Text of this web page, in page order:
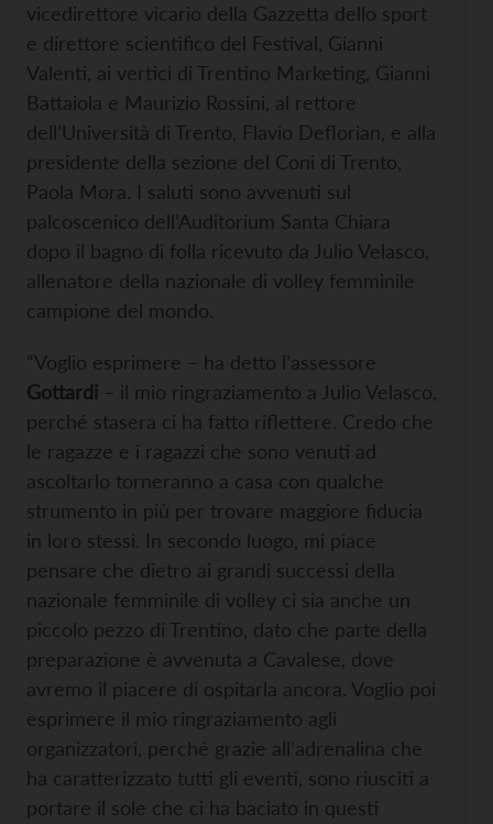
vicedirettore vicario della Gazzetta dello sport
e direttore scientifico del Festival, Gianni
Valenti, ai vertici di Trentino Marketing, Gianni
Battaiola e Maurizio Rossini, al rettore
dell’Università di Trento, Flavio Deflorian, e alla
presidente della sezione del Coni di Trento,
Paola Mora. I saluti sono avvenuti sul
palcoscenico dell’Auditorium Santa Chiara
dopo il bagno di folla ricevuto da Julio Velasco,
allenatore della nazionale di volley femminile
campione del mondo.
“Voglio esprimere – ha detto l’assessore
Gottardi – il mio ringraziamento a Julio Velasco,
perché stasera ci ha fatto riflettere. Credo che
le ragazze e i ragazzi che sono venuti ad
ascoltarlo torneranno a casa con qualche
strumento in più per trovare maggiore fiducia
in loro stessi. In secondo luogo, mi piace
pensare che dietro ai grandi successi della
nazionale femminile di volley ci sia anche un
piccolo pezzo di Trentino, dato che parte della
preparazione è avvenuta a Cavalese, dove
avremo il piacere di ospitarla ancora. Voglio poi
esprimere il mio ringraziamento agli
organizzatori, perché grazie all’adrenalina che
ha caratterizzato tutti gli eventi, sono riusciti a
portare il sole che ci ha baciato in questi